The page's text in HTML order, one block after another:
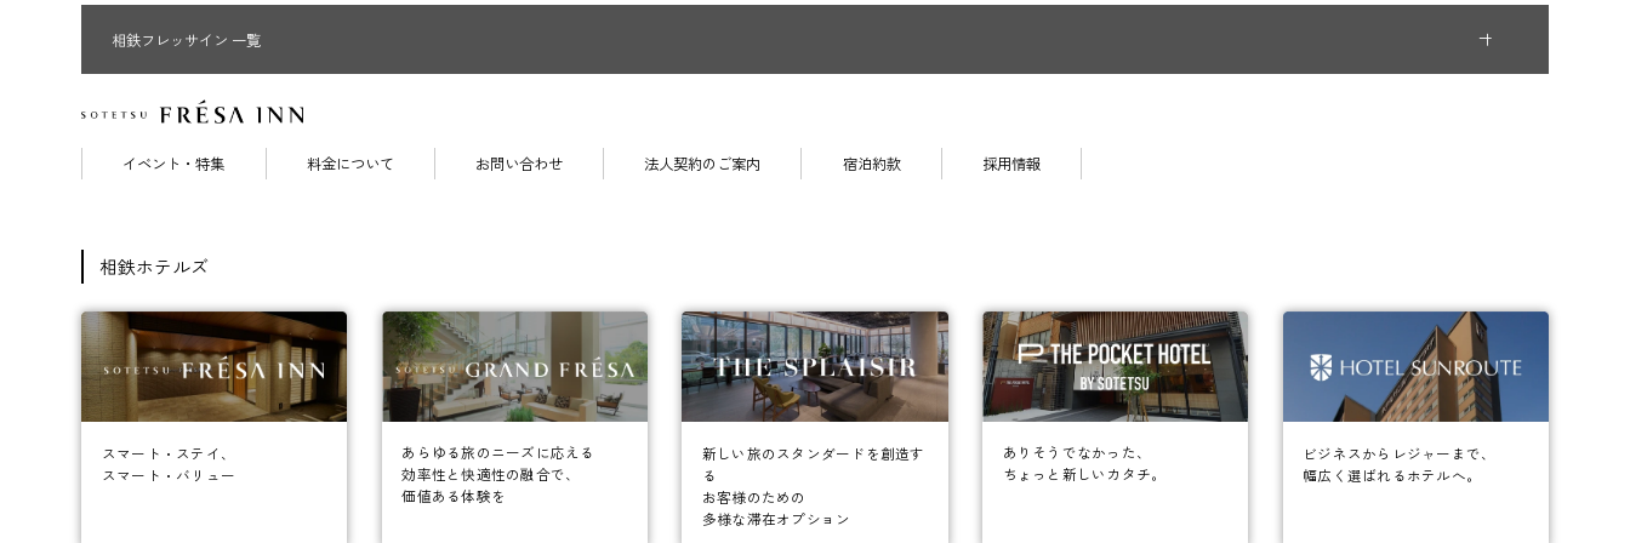
相鉄フレッサイン 一覧
イベント・特集 料金について お問い合わせ 法人契約のご案内 宿泊約款 採用情報
相鉄ホテルズ
スマート・ステイ、
スマート・バリュー
あらゆる旅のニーズに応える
効率性と快適性の融合で、
価値ある体験を
新しい旅のスタンダードを創造す
る
お客様のための
多様な滞在オプション
ありそうでなかった、
ちょっと新しいカタチ。
ビジネスからレジャーまで、
幅広く選ばれるホテルへ。